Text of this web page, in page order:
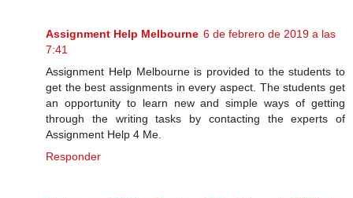
Assignment Help Melbourne 6 de febrero de 2019 a las
7:41
Assignment Help Melbourne is provided to the students to
get the best assignments in every aspect. The students get
an opportunity to learn new and simple ways of getting
through the writing tasks by contacting the experts of
Assignment Help 4 Me.
Responder